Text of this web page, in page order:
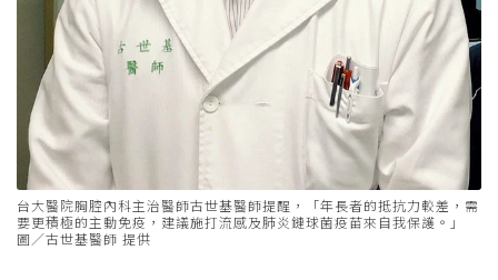
台大醫院胸腔內科主治醫師古世基醫師提醒，「年長者的抵抗力較差，需
要更積極的主動免疫，建議施打流感及肺炎鏈球菌疫苗來自我保護。」
圖／古世基醫師 提供